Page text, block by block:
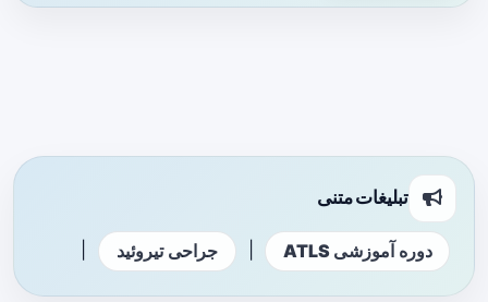
تبلیغات متنی
دوره آموزشی ATLS جراحی تیروئید